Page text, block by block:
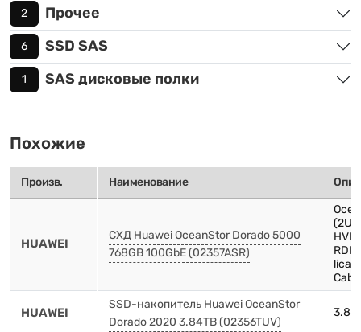
2 Прочее
6 SSD SAS
1 SAS дисковые полки
Похожие
Произв. Наименование
HUAWEI
СХД Huawei OceanStor Dorado 5000
768GB 100GbE (02357ASR)
HUAWEI
SSD-накопитель Huawei OceanStor
Dorado 2020 3.84TB (02356TUV)